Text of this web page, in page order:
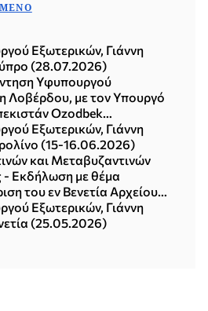
Εξωτερικών, Γιάννη
(28.07.2026)
Υφυπουργού
Λοβέρδου, με τον Υπουργό
Ozodbek
Εξωτερικών, Γιάννη
(15-16.06.2026)
και Μεταβυζαντινών
- Εκδήλωση με θέμα
του εν Βενετία Αρχείου
Βυζαντινών και
(25.05.2026)
Εξωτερικών, Γιάννη
(25.05.2026)